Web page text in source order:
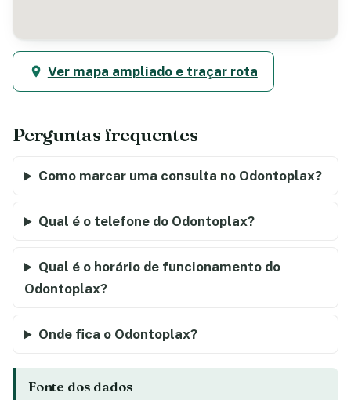
Ver mapa ampliado e traçar rota
Perguntas frequentes
Como marcar uma consulta no Odontoplax?
Qual é o telefone do Odontoplax?
Qual é o horário de funcionamento do
Odontoplax?
Onde fica o Odontoplax?
Fonte dos dados